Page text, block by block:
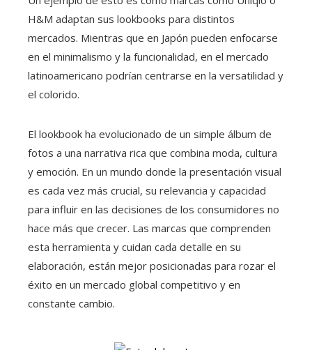
H&M adaptan sus lookbooks para distintos
mercados. Mientras que en Japón pueden enfocarse
en el minimalismo y la funcionalidad, en el mercado
latinoamericano podrían centrarse en la versatilidad y
el colorido.
El lookbook ha evolucionado de un simple álbum de
fotos a una narrativa rica que combina moda, cultura
y emoción. En un mundo donde la presentación visual
es cada vez más crucial, su relevancia y capacidad
para influir en las decisiones de los consumidores no
hace más que crecer. Las marcas que comprenden
esta herramienta y cuidan cada detalle en su
elaboración, están mejor posicionadas para rozar el
éxito en un mercado global competitivo y en
constante cambio.